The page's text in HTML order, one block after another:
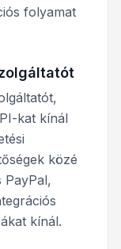
folyamat
kat kínál
közé
PayPal,
kínál.